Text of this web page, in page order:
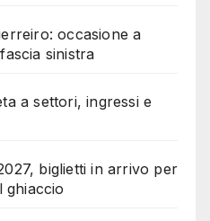
occasione a
sinistra
a settori, ingressi e
biglietti in arrivo per
ghiaccio